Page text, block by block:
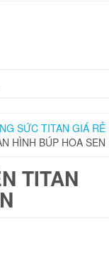
SỨC TITAN GIÁ RẺ
HÌNH BÚP HOA SEN
TITAN